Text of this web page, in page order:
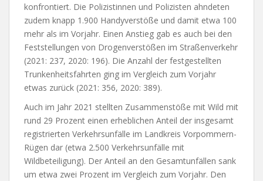
konfrontiert. Die Polizistinnen und Polizisten ahndeten
zudem knapp 1.900 Handyverstöße und damit etwa 100
mehr als im Vorjahr. Einen Anstieg gab es auch bei den
Feststellungen von Drogenverstößen im Straßenverkehr
(2021: 237, 2020: 196). Die Anzahl der festgestellten
Trunkenheitsfahrten ging im Vergleich zum Vorjahr
etwas zurück (2021: 356, 2020: 389).
Auch im Jahr 2021 stellten Zusammenstöße mit Wild mit
rund 29 Prozent einen erheblichen Anteil der insgesamt
registrierten Verkehrsunfälle im Landkreis Vorpommern-
Rügen dar (etwa 2.500 Verkehrsunfälle mit
Wildbeteiligung). Der Anteil an den Gesamtunfällen sank
um etwa zwei Prozent im Vergleich zum Vorjahr. Den